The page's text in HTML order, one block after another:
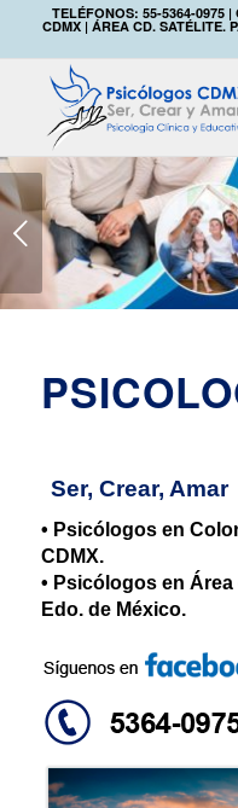
TELÉFONOS: 55-5364-0975
CDMX | ÁREA CD. SATÉLITE.
Ser, Crear, Amar
• Psicólogos en
CDMX.
• Psicólogos en
Edo. de México.